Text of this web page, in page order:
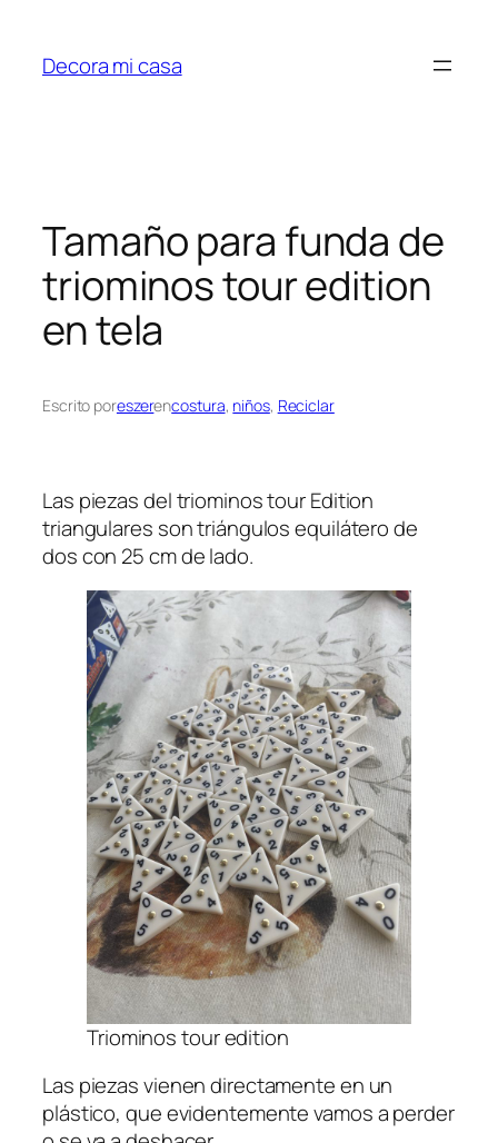
contenido
Decora mi casa
Tamaño para funda de
triominos tour edition
en tela
Escrito poreszerencostura, niños, Reciclar
Las piezas del triominos tour Edition
triangulares son triángulos equilátero de
dos con 25 cm de lado.
Triominos tour edition
Las piezas vienen directamente en un
plástico, que evidentemente vamos a perder